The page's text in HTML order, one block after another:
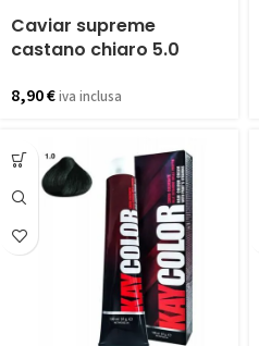
Caviar supreme
castano chiaro 5.0
8,90€iva inclusa